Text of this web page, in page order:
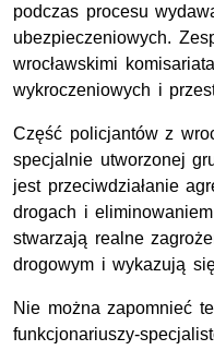
podczas procesu
ubezpieczeniowych.
wrocławskimi
wykroczeniowych i
Część policjantów z
specjalnie utworzonej
jest przeciwdziałanie
drogach i
stwarzają realne
drogowym i wykazują
Nie można zapomnieć
funkcjonariuszy-